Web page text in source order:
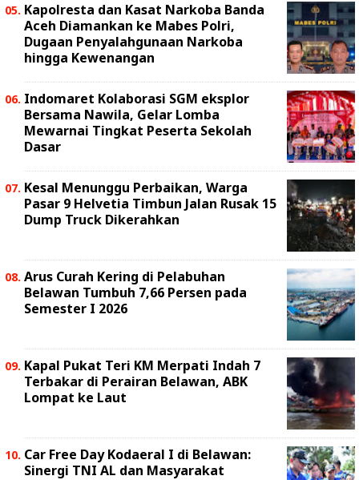
Kapolresta dan Kasat Narkoba Banda
Aceh Diamankan ke Mabes Polri,
Dugaan Penyalahgunaan Narkoba
hingga Kewenangan
Indomaret Kolaborasi SGM eksplor
Bersama Nawila, Gelar Lomba
Mewarnai Tingkat Peserta Sekolah
Dasar
Kesal Menunggu Perbaikan, Warga
Pasar 9 Helvetia Timbun Jalan Rusak 15
Dump Truck Dikerahkan
Arus Curah Kering di Pelabuhan
Belawan Tumbuh 7,66 Persen pada
Semester I 2026
Kapal Pukat Teri KM Merpati Indah 7
Terbakar di Perairan Belawan, ABK
Lompat ke Laut
Car Free Day Kodaeral I di Belawan:
Sinergi TNI AL dan Masyarakat